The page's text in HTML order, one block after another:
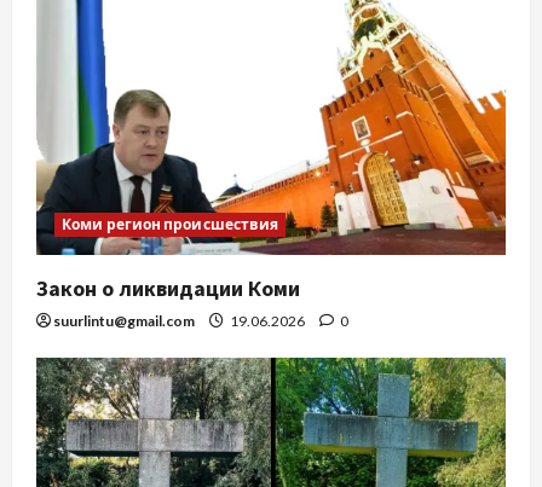
Коми регион происшествия
Закон о ликвидации Коми
suurlintu@gmail.com 19.06.2026 0